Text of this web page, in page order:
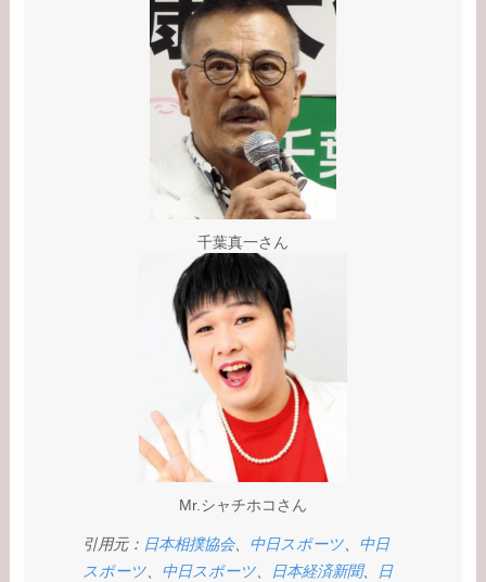
千葉真一さん
Mr.シャチホコさん
引用元： 日本相撲協会、 中日スポーツ
中日
スポーツ
中日スポーツ 日本経済新聞、
日